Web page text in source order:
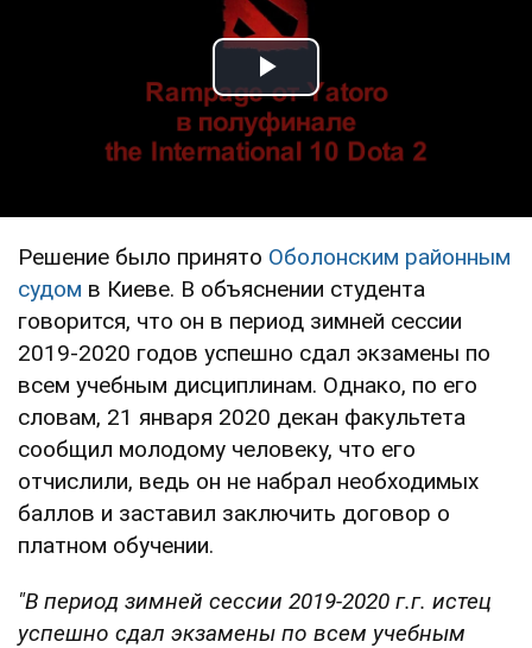
Play Video
Решение было принято Оболонским районным
судом в Киеве. В объяснении студента
говорится, что он в период зимней сессии
2019-2020 годов успешно сдал экзамены по
всем учебным дисциплинам. Однако, по его
словам, 21 января 2020 декан факультета
сообщил молодому человеку, что его
отчислили, ведь он не набрал необходимых
баллов и заставил заключить договор о
платном обучении.
"В период зимней сессии 2019-2020 г.г. истец
успешно сдал экзамены по всем учебным